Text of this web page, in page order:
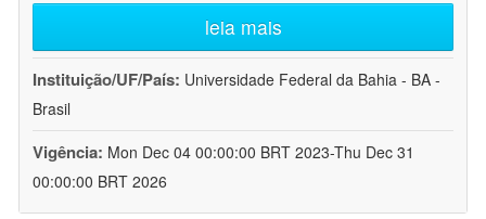
leia mais
Instituição/UF/País: Universidade Federal da Bahia - BA -
Brasil
Vigência: Mon Dec 04 00:00:00 BRT 2023-Thu Dec 31
00:00:00 BRT 2026